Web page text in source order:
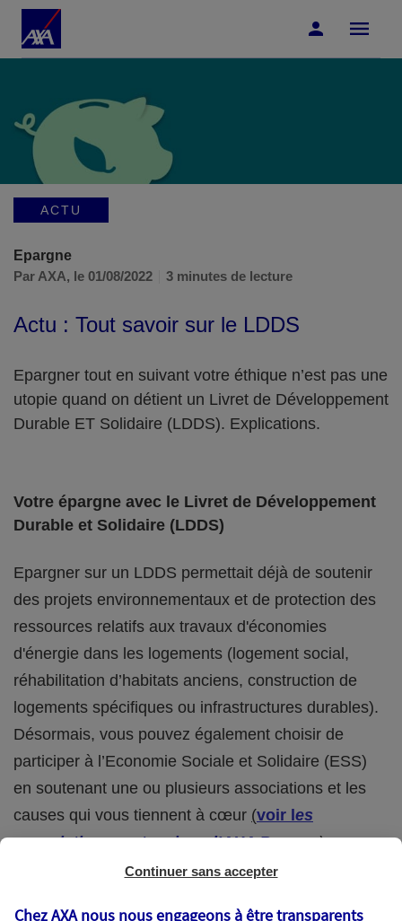
ACTU
Epargne
Par AXA, le 01/08/2022 3 minutes de lecture
Actu : Tout savoir sur le LDDS
Epargner tout en suivant votre éthique n’est pas une
utopie quand on détient un Livret de Développement
Durable ET Solidaire (LDDS). Explications.
Votre épargne avec le Livret de Développement
Durable et Solidaire (LDDS)
Epargner sur un LDDS permettait déjà de soutenir
des projets environnementaux et de protection des
ressources relatifs aux travaux d'économies
d'énergie dans les logements (logement social,
réhabilitation d’habitats anciens, construction de
logements spécifiques ou infrastructures durables).
Désormais, vous pouvez également choisir de
participer à l’Economie Sociale et Solidaire (ESS)
en soutenant une ou plusieurs associations et les
causes qui vous tiennent à cœur (voir l es
associations partenaires d’AXA Banque).
Continuer sans accepter
Chez AXA nous nous engageons à être transparents